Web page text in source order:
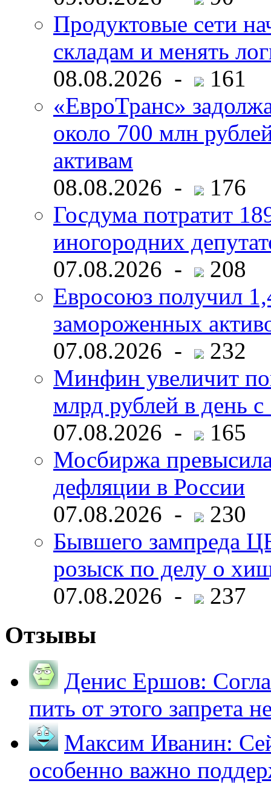
Продуктовые сети
складам и менять
08.08.2026 -
161
«ЕвроТранс»
около 700 млн
активам
08.08.2026 -
176
Госдума потратит
иногородних
07.08.2026 -
208
Евросоюз получил
замороженных
07.08.2026 -
232
Минфин увеличит
млрд рублей в день с
07.08.2026 -
165
Мосбиржа
дефляции в России
07.08.2026 -
230
Бывшего зампреда
розыск по делу о
07.08.2026 -
237
Отзывы
Денис Ершов:
пить от этого запрета
Максим Иванин:
особенно важно